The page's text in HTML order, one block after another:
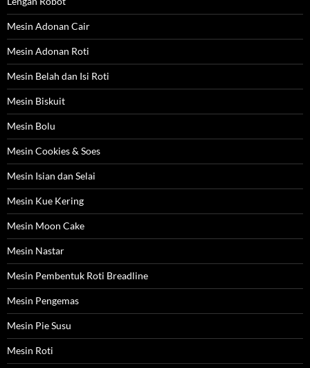
Mesin Adonan Cair
Mesin Adonan Roti
Mesin Belah dan Isi Roti
Mesin Biskuit
Mesin Bolu
Mesin Cookies & Soes
Mesin Isian dan Selai
Mesin Kue Kering
Mesin Moon Cake
Mesin Nastar
Mesin Pembentuk Roti Breadline
Mesin Pengemas
Mesin Pie Susu
Mesin Roti